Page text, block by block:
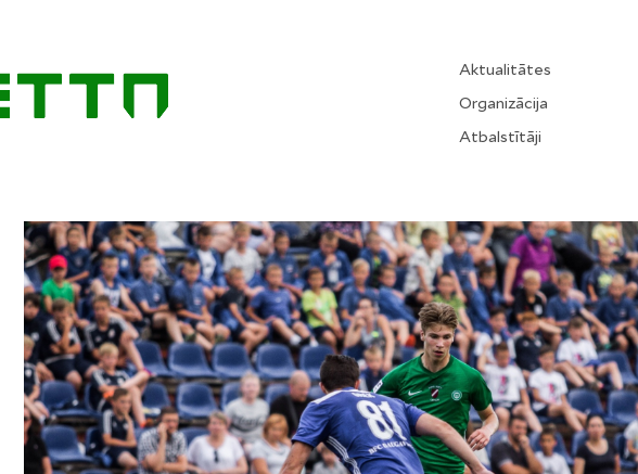
Aktualitātes
Organizācija
Atbalstītāji